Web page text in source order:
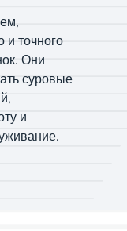
и точного
Они
суровые
и